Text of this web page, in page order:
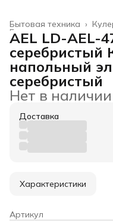
Бытовая техника ›
Главная
AEL LD-AEL-
серебристый
напольный
серебристый
Нет в наличии
Доставка
Характеристики
Артикул